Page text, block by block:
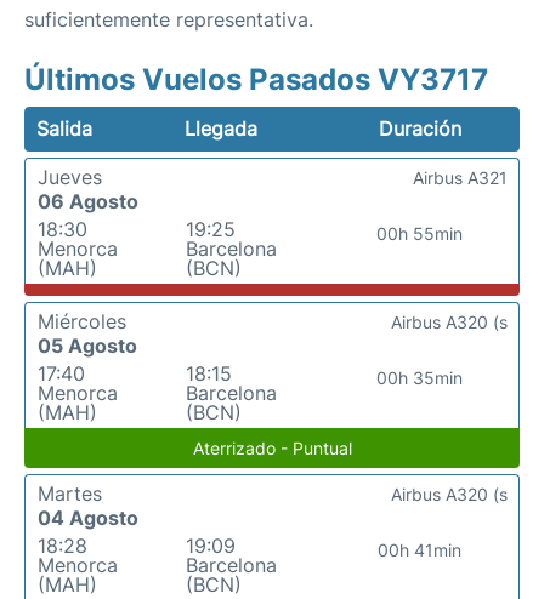
suficientemente representativa.
Últimos Vuelos Pasados VY3717
Salida Llegada
Duración
Jueves
06 Agosto
18:30
Menorca
(MAH)
19:25
Barcelona
(BCN)
00h 55min
Airbus A321
Miércoles
05 Agosto
17:40
Menorca
(MAH)
18:15
Barcelona
(BCN)
00h 35min
Airbus A320 (s
Aterrizado - Puntual
Martes
04 Agosto
18:28
Menorca
(MAH)
19:09
Barcelona
(BCN)
00h 41min
Airbus A320 (s